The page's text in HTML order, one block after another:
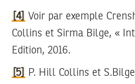
[4]
Voir par exemple
Collins et Sirma Bilge, «
Edition, 2016.
[5]
P. Hill Collins et